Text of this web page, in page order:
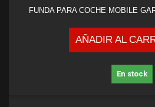
FUNDA PARA COCHE MOBILE
AÑADIR AL
En stock